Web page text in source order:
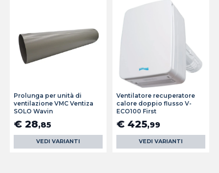
Prolunga per unità di
ventilazione VMC Ventiza
SOLO Wavin
€ 28,85
VEDI VARIANTI
Ventilatore recuperatore
calore doppio flusso V-
ECO100 First
€ 425,99
VEDI VARIANTI